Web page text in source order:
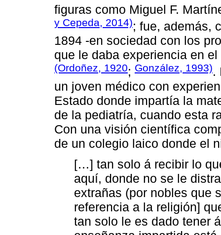
figuras como Miguel F.
y Cepeda, 2014); fue, además,
1894 -en sociedad con los
que le daba experiencia en
(Ordoñez, 1920; González, 1993).
un joven médico con
Estado donde impartía la
de la pediatría, cuando esta
Con una visión científica
de un colegio laico donde el
[…] tan solo á recibir lo
aquí, donde no se le
extrañas (por nobles que
referencia a la religión]
tan solo le es dado tener